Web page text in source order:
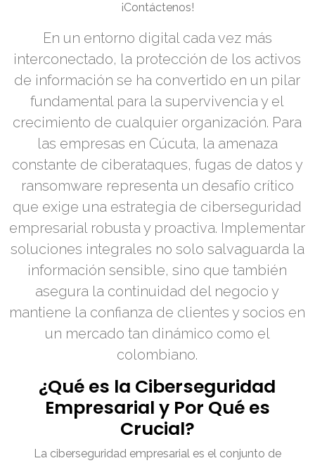
¡Contáctenos!
En un entorno digital cada vez más
interconectado, la protección de los activos
de información se ha convertido en un pilar
fundamental para la supervivencia y el
crecimiento de cualquier organización. Para
las empresas en Cúcuta, la amenaza
constante de ciberataques, fugas de datos y
ransomware representa un desafío crítico
que exige una estrategia de ciberseguridad
empresarial robusta y proactiva. Implementar
soluciones integrales no solo salvaguarda la
información sensible, sino que también
asegura la continuidad del negocio y
mantiene la confianza de clientes y socios en
un mercado tan dinámico como el
colombiano.
¿Qué es la Ciberseguridad
Empresarial y Por Qué es
Crucial?
La ciberseguridad empresarial es el conjunto de